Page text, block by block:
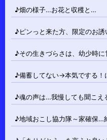
♪畑の様子…お花と収穫と…
♪ピンっと来た方、限定のお誘
♪その生きづらさは、幼少時に
♪備蓄してない→本気でする！
♪魂の声は…我慢しても聞こえ
♪地域おこし協力隊～家確保…